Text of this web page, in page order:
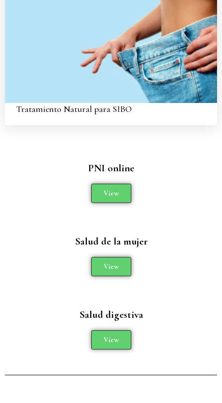
Tratamiento Natural para SIBO
PNI online
View
Salud de la mujer
View
Salud digestiva
View